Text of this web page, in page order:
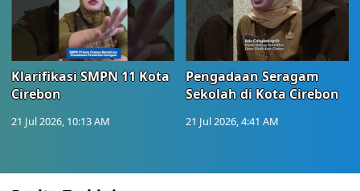
Klarifikasi SMPN 11 Kota
Cirebon
21 Jul 2026, 10:13 AM
Pengadaan Seragam
Sekolah di Kota Cirebon
21 Jul 2026, 4:41 AM